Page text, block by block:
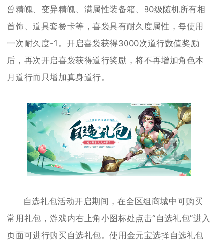
兽精魄、变异精魄、满属性装备箱、80级随机所有相
首饰、道具套餐卡等，喜袋具有耐久度属性，每使用
一次耐久度-1。开启喜袋获得3000次道行数值奖励
后，再次开启喜袋获得道行奖励，将不再增加角色本
月道行而只增加真身道行。
自选礼包活动开启期间，在全区组商城中可购买
常用礼包，游戏内右上角小图标处点击“自选礼包”进入
页面可进行购买自选礼包。使用金元宝选择自选礼包